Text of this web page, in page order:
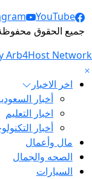
Social Links
YouTube
جميع الحقوق محفوظة ©
Arb4Host Network
اخر الاخبار
أخبار
اخبار التعليم
أخبار
مال وأعمال
الصحه والجمال
السيارات